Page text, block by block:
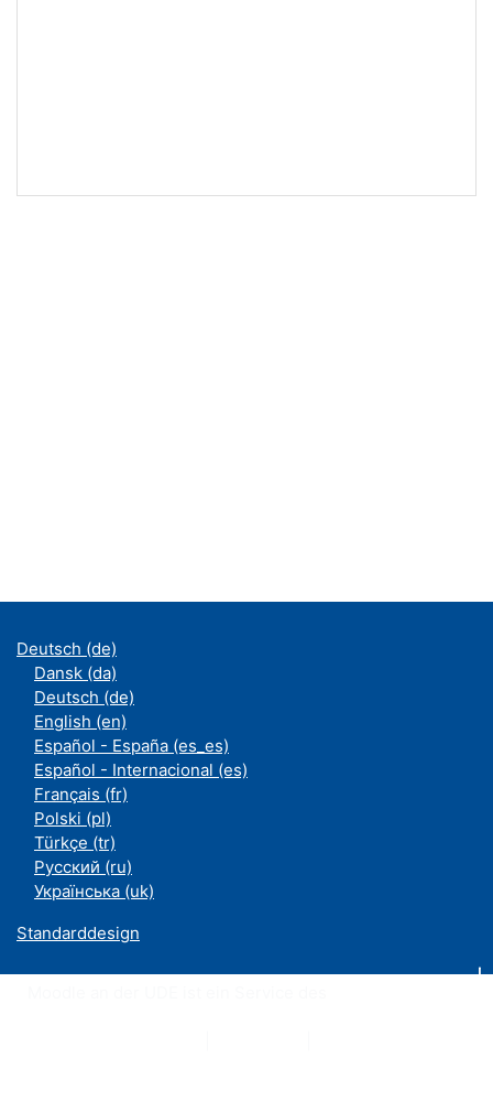
Deutsch ‎(de)‎
Dansk ‎(da)‎
Deutsch ‎(de)‎
English ‎(en)‎
Español - España ‎(es_es)‎
Español - Internacional ‎(es)‎
Français ‎(fr)‎
Polski ‎(pl)‎
Türkçe ‎(tr)‎
Русский ‎(ru)‎
Українська ‎(uk)‎
Standarddesign